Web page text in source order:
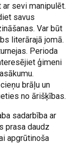
sevi manipulēt.
savus
Var būt
literārajā jomā.
Perioda
ģimeni
brāļu un
no ārišķības.
sadarbība ar
prasa daudz
apgrūtinoša